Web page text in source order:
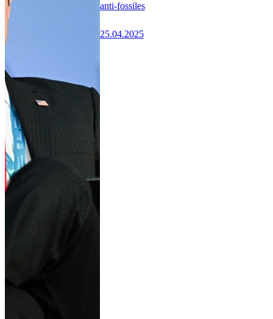
anti-fossiles
25.04.2025